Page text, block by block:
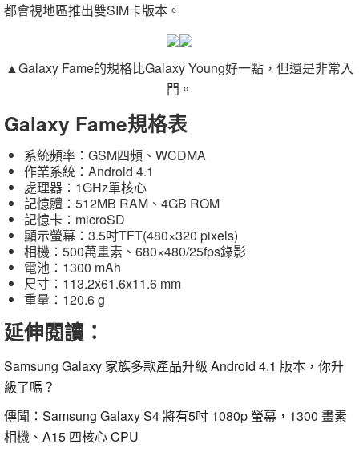
都會視地區推出雙SIM卡版本。
▲Galaxy Fame的規格比Galaxy Young好一點，但還是非常入
門。
Galaxy Fame規格表
系統頻率：GSM四頻、WCDMA
作業系統：Android 4.1
處理器：1GHz單核心
記憶體：512MB RAM、4GB ROM
記憶卡：microSD
顯示螢幕：3.5吋TFT(480×320 pixels)
相機：500萬畫素、680×480/25fps錄影
電池：1300 mAh
尺寸：113.2x61.6x11.6 mm
重量：120.6 g
延伸閱讀：
Samsung Galaxy 家族多款產品升級 Android 4.1 版本，你升
級了嗎？
傳聞：Samsung Galaxy S4 將有5吋 1080p 螢幕，1300 畫素
相機、A15 四核心 CPU